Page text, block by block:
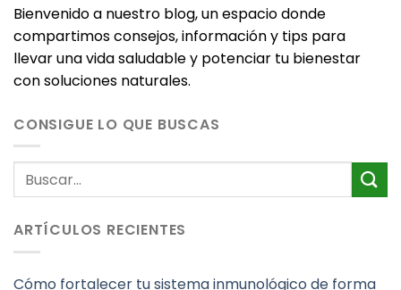
Bienvenido a nuestro blog, un espacio donde
compartimos consejos, información y tips para
llevar una vida saludable y potenciar tu bienestar
con soluciones naturales.
CONSIGUE LO QUE BUSCAS
ARTÍCULOS RECIENTES
Cómo fortalecer tu sistema inmunológico de forma